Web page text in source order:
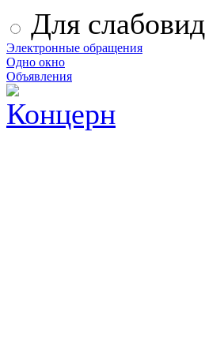
Для
Электронные обращения
Одно окно
Объявления